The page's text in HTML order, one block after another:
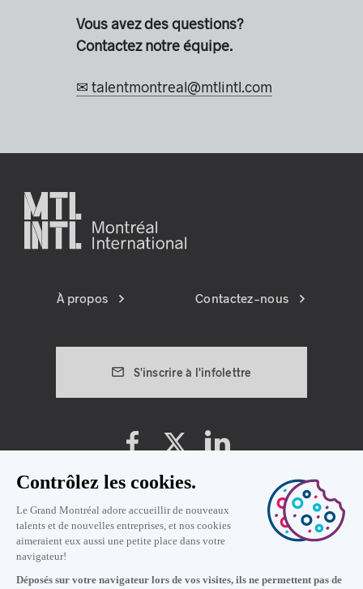
Vous avez des questions?
Contactez notre équipe.
✉ talentmontreal@mtlintl.com
S'inscrire à l'infolettre
À propos Contactez-nous
Préférences témoins
Politique de vie privée